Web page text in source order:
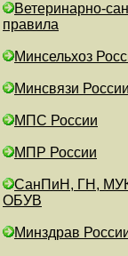
Ветеринарно-
правила
Минсельхоз
Минсвязи России
МПС России
МПР России
СанПиН, ГН,
ОБУВ
Минздрав